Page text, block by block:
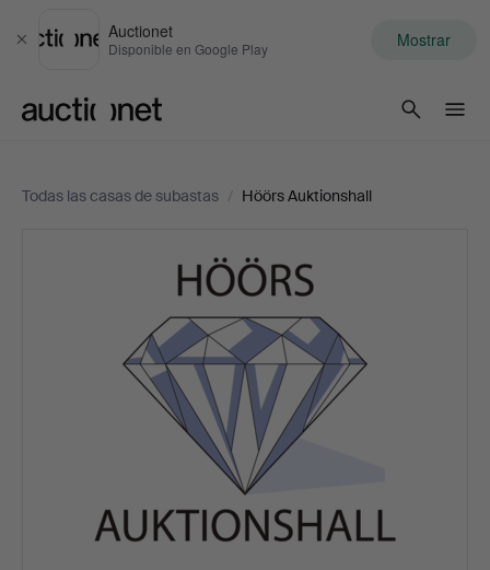
Cerrar
Auctionet
Disponible en Google Play Mostrar
Todas las casas de subastas / Höörs Auktionshall
Auktionshall